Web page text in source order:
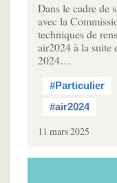
Dans le cadre de
avec la
techniques de
air2024 à la suite
2024…
#Particulier
#air2024
11 mars 2025